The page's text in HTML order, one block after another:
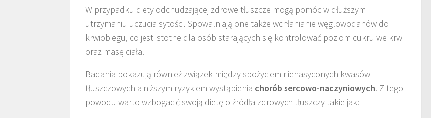
W przypadku diety odchudzającej zdrowe tłuszcze mogą pomóc w dłuższym
utrzymaniu uczucia sytości. Spowalniają one także wchłanianie węglowodanów do
krwiobiegu, co jest istotne dla osób starających się kontrolować poziom cukru we krwi
oraz masę ciała.
Badania pokazują również związek między spożyciem nienasyconych kwasów
tłuszczowych a niższym ryzykiem wystąpienia chorób sercowo-naczyniowych. Z tego
powodu warto wzbogacić swoją dietę o źródła zdrowych tłuszczy takie jak: